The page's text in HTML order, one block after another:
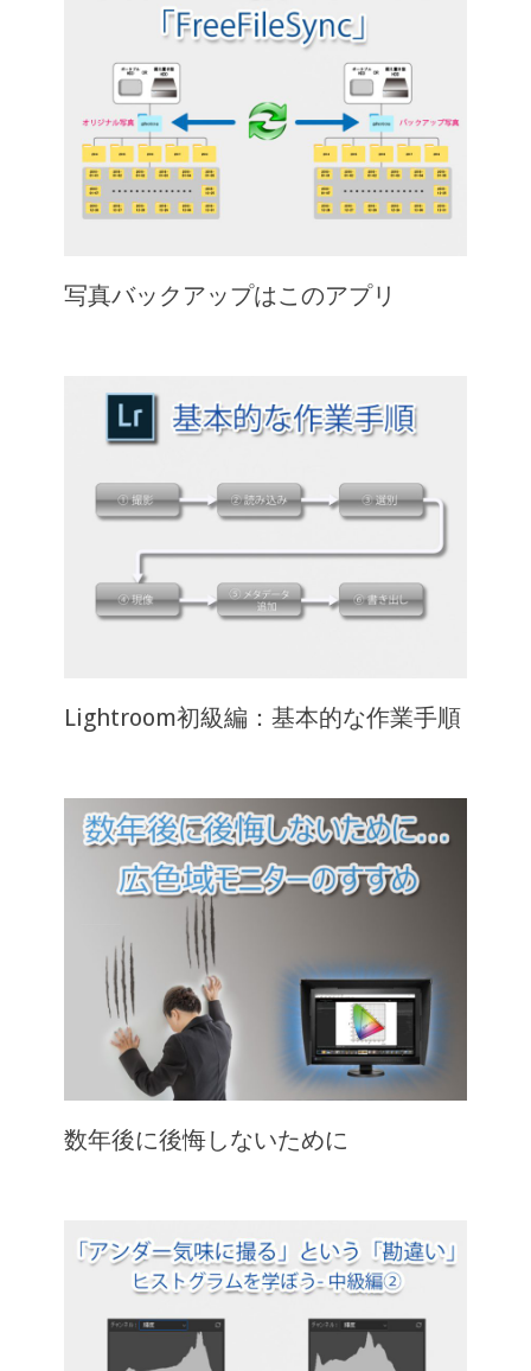
写真バックアップはこのアプリ
Lightroom初級編：基本的な作業手順
数年後に後悔しないために